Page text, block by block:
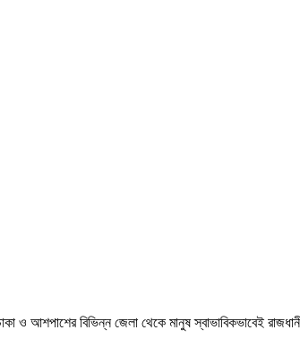
আশপাশের বিভিন্ন জেলা থেকে মানুষ স্বাভাবিকভাবেই